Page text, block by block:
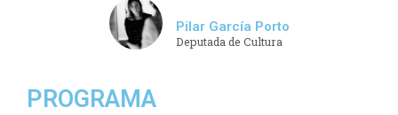
Pilar García Porto
Deputada de Cultura
PROGRAMA